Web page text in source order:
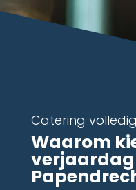
Catering
Waarom